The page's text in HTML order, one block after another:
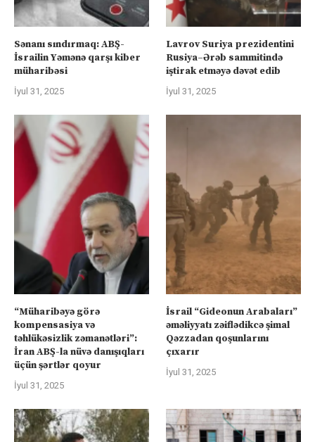
Sənanı sındırmaq: ABŞ-
İsrailin Yəmənə qarşı kiber
müharibəsi
İyul 31, 2025
Lavrov Suriya prezidentini
Rusiya–Ərəb sammitində
iştirak etməyə dəvət edib
İyul 31, 2025
“Müharibəyə görə
kompensasiya və
təhlükəsizlik zəmanətləri”:
İran ABŞ-la nüvə danışıqları
üçün şərtlər qoyur
İyul 31, 2025
İsrail “Gideonun Arabaları”
əməliyyatı zəiflədikcə şimal
Qəzzadan qoşunlarını
çıxarır
İyul 31, 2025